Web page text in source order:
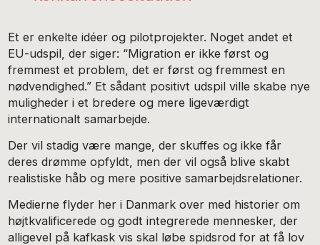
Et er enkelte idéer og pilotprojekter. Noget andet et
EU-udspil, der siger: “Migration er ikke først og
fremmest et problem, det er først og fremmest en
nødvendighed.” Et sådant positivt udspil ville skabe nye
muligheder i et bredere og mere ligeværdigt
internationalt samarbejde.
Der vil stadig være mange, der skuffes og ikke får
deres drømme opfyldt, men der vil også blive skabt
realistiske håb og mere positive samarbejdsrelationer.
Medierne flyder her i Danmark over med historier om
højtkvalificerede og godt integrerede mennesker, der
alligevel på kafkask vis skal løbe spidsrod for at få lov